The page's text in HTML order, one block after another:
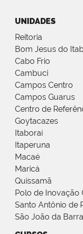
UNIDADES
Reitoria
Bom Jesus do
Cabo Frio
Cambuci
Campos Centro
Campos Guarus
Centro de
Goytacazes
Itaboraí
Itaperuna
Macaé
Maricá
Quissamã
Polo de Inovação
Santo Antônio de
São João da Barra